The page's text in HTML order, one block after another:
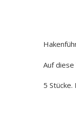
Auf
5